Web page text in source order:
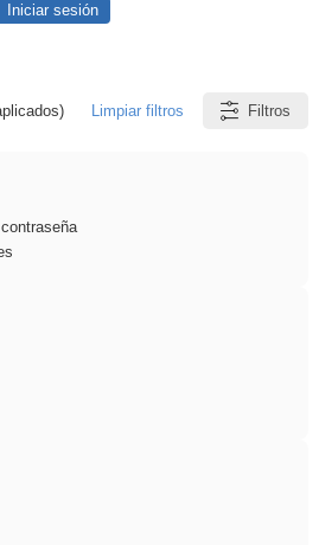
Iniciar sesión
Limpiar filtros Filtros